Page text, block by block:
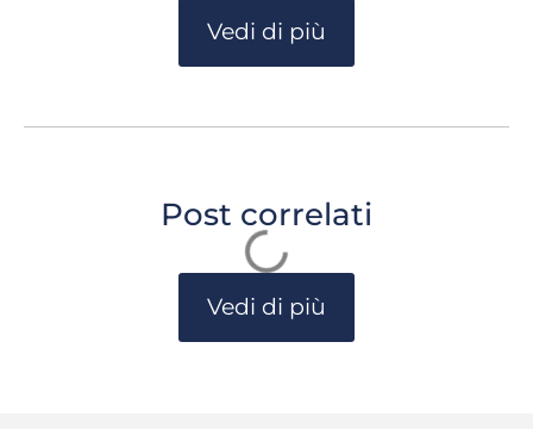
Vedi di più
Post correlati
Vedi di più